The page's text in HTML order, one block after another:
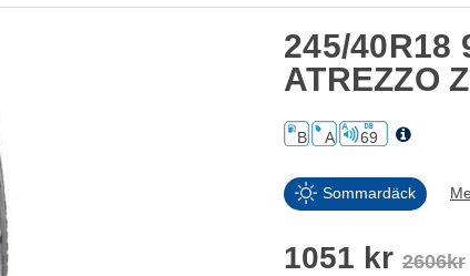
245/40R18
ATREZZO
B A 69
Sommardäck
1051 kr 2606kr